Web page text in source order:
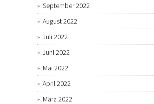
September 2022
August 2022
Juli 2022
Juni 2022
Mai 2022
April 2022
März 2022